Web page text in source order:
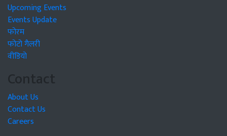
Upcoming Events
Events Update
फोरम
फोटो गैलरी
वीडियो
Contact
About Us
Contact Us
Careers